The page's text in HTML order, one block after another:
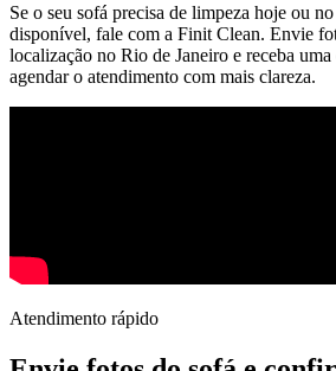
Se o seu sofá precisa de limpeza hoje ou
disponível, fale com a Finit Clean. Envie
localização no Rio de Janeiro e receba
agendar o atendimento com mais clareza.
Atendimento rápido